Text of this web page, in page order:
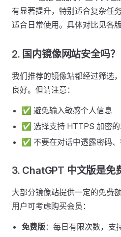
有显著提升，特别适合复杂任
适合日常使用。具体对比见各
2. 国内镜像网站安全吗？
我们推荐的镜像站都经过筛选
良好。但请注意：
✅ 避免输入敏感个人信息
✅ 选择支持 HTTPS 加密
✅ 不要在对话中透露密码
3. ChatGPT 中文版是免
大部分镜像站提供一定的免费
用户可考虑购买会员：
免费版：每日有限次数，支